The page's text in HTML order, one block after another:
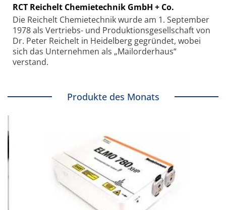
RCT Reichelt Chemietechnik GmbH + Co.
Die Reichelt Chemietechnik wurde am 1. September
1978 als Vertriebs- und Produktionsgesellschaft von
Dr. Peter Reichelt in Heidelberg gegründet, wobei
sich das Unternehmen als „Mailorderhaus“
verstand.
Produkte des Monats